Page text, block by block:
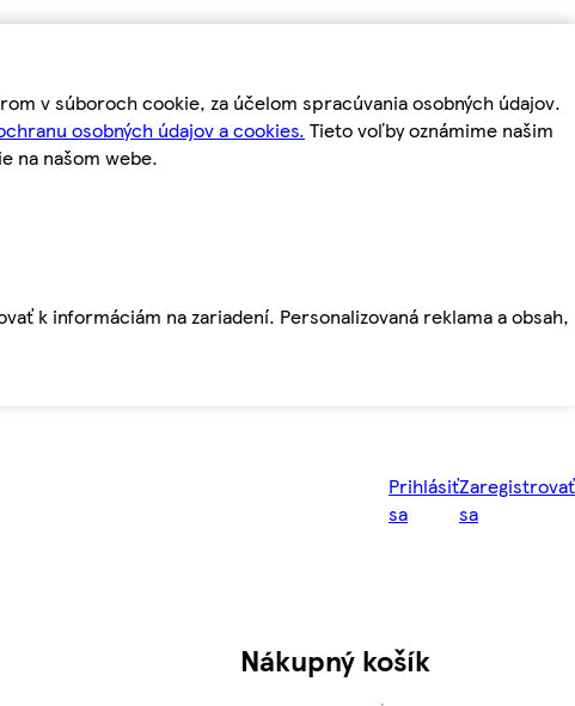
v súboroch cookie, za účelom spracúvania osobných údajov.
osobných údajov a cookies. Tieto voľby oznámime našim
na našom webe.
k informáciám na zariadení. Personalizovaná reklama a obsah,
Prihlásiť
sa
Zaregistrovať
sa
Nákupný košík